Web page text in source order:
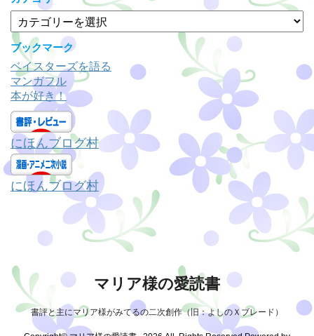
イ
ブ
テ
ゴ
リ
ー
ブックマーク
ベイスターズを語る
マンガフル
本が好き！
にほんブログ村
にほんブログ村
マリア様の愛読書
書評と主にマリア様がみてるの二次創作（旧：よしのＸブレード）